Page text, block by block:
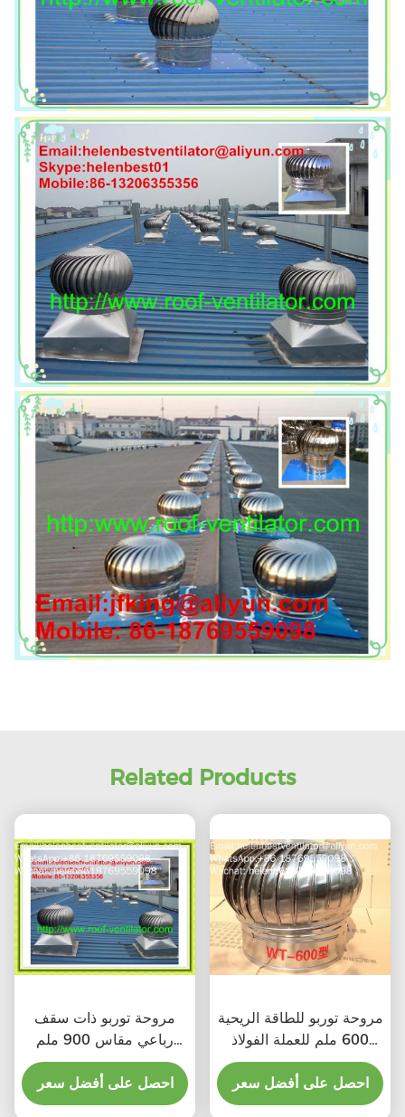
Related Products
مروحة توربو ذات سقف
رباعي مقاس 900 ملم
للصلب المقاوم للصدأ
احصل على أفضل سعر
مروحة توربو للطاقة الريحية
600 ملم للعملة الفولاذ
المقاوم للصدأ
احصل على أفضل سعر